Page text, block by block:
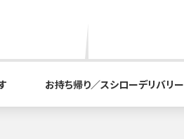
お持ち帰り／スシローデリバリー